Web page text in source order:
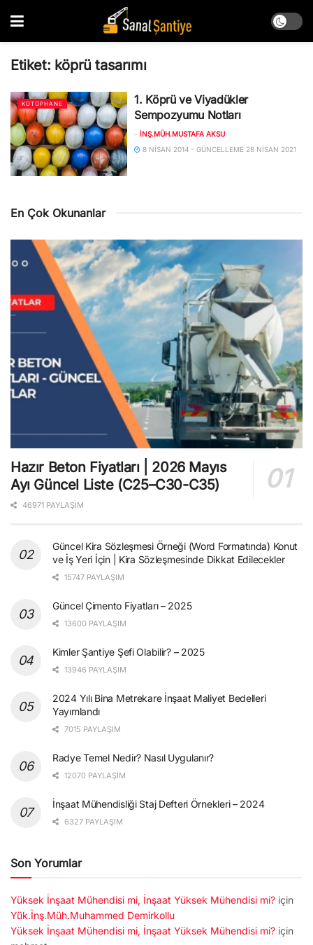
Etiket: köprü tasarımı
KÜTÜPHANE
1. Köprü ve Viyadükler
Sempozyumu Notları
- İNŞ.MÜH.MUSTAFA AKSU
8 NISAN 2014 - GÜNCELLEME 28 NISAN 2021
En Çok Okunanlar
Hazır Beton Fiyatları | 2026 Mayıs
Ayı Güncel Liste (C25–C30-C35)
46971 PAYLAŞIM
Güncel Kira Sözleşmesi Örneği (Word Formatında) Konut
ve İş Yeri İçin | Kira Sözleşmesinde Dikkat Edilecekler
15747 PAYLAŞIM
Güncel Çimento Fiyatları – 2025
13600 PAYLAŞIM
Kimler Şantiye Şefi Olabilir? – 2025
13946 PAYLAŞIM
2024 Yılı Bina Metrekare İnşaat Maliyet Bedelleri
Yayımlandı
7015 PAYLAŞIM
Radye Temel Nedir? Nasıl Uygulanır?
12070 PAYLAŞIM
İnşaat Mühendisliği Staj Defteri Örnekleri – 2024
6327 PAYLAŞIM
Son Yorumlar
Yüksek İnşaat Mühendisi mi, İnşaat Yüksek Mühendisi mi? için
Yük.İnş.Müh.Muhammed Demirkollu
Yüksek İnşaat Mühendisi mi, İnşaat Yüksek Mühendisi mi? için